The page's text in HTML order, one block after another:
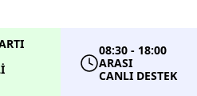
08:30 - 18:00
ARASI
CANLI DESTEK